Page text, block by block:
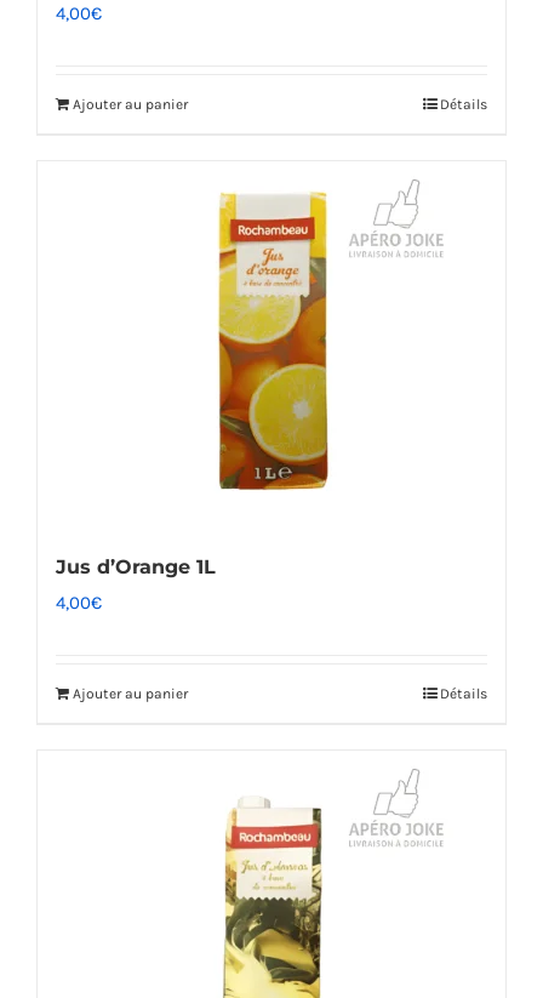
4,00€
Ajouter au panier Détails
Jus d’Orange 1L
4,00€
Ajouter au panier Détails